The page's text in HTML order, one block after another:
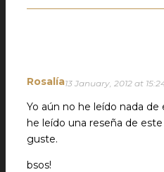
Rosalía13 January, 2012 at
Yo aún no he leído nada
he leído una reseña de
guste.
bsos!